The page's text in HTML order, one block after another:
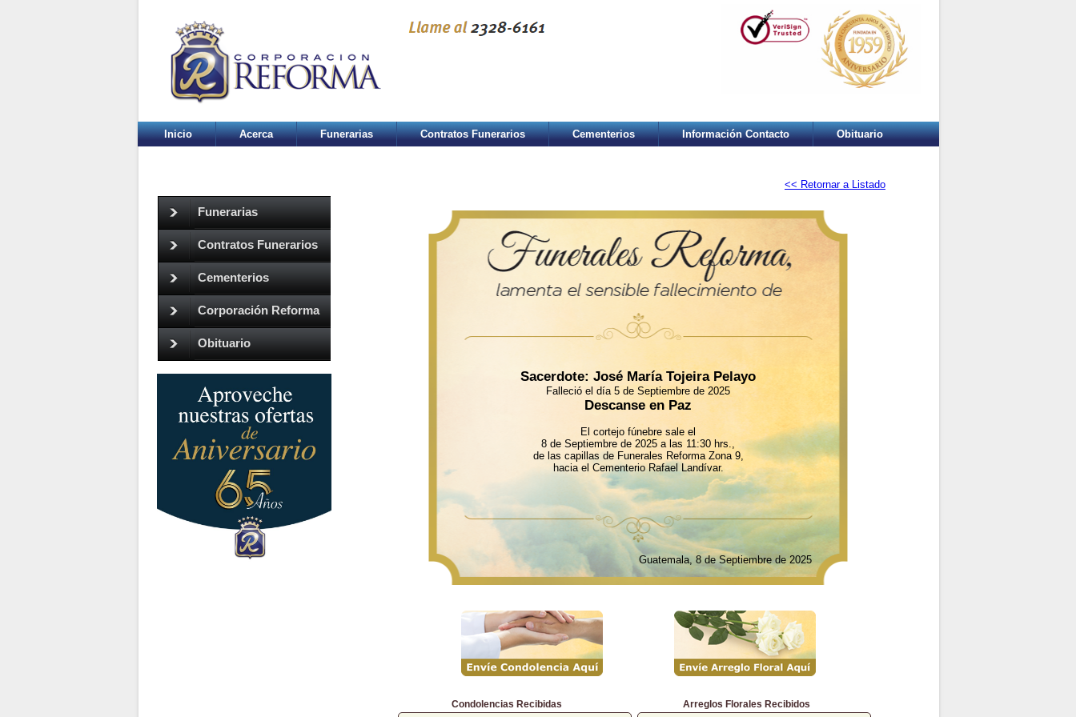
Inicio Acerca Funerarias Contratos Funerarios Cementerios Información Contacto Obituario
Funerarias
Contratos Funerarios
Cementerios
Corporación Reforma
Obituario
<< Retornar a Listado
Sacerdote: José María Tojeira Pelayo
Falleció el día 5 de Septiembre de 2025
Descanse en Paz
El cortejo fúnebre sale el
8 de Septiembre de 2025 a las 11:30 hrs.,
de las capillas de Funerales Reforma Zona 9,
hacia el Cementerio Rafael Landívar.
Guatemala, 8 de Septiembre de 2025
Condolencias Recibidas Arreglos Florales Recibidos